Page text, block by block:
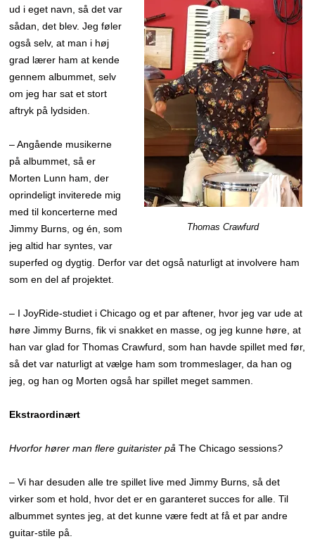
Thomas Crawfurd
ud i eget navn, så det var
sådan, det blev. Jeg føler
også selv, at man i høj
grad lærer ham at kende
gennem albummet, selv
om jeg har sat et stort
aftryk på lydsiden.
– Angående musikerne
på albummet, så er
Morten Lunn ham, der
oprindeligt inviterede mig
med til koncerterne med
Jimmy Burns, og én, som
jeg altid har syntes, var
superfed og dygtig. Derfor var det også naturligt at involvere ham
som en del af projektet.
– I JoyRide-studiet i Chicago og et par aftener, hvor jeg var ude at
høre Jimmy Burns, fik vi snakket en masse, og jeg kunne høre, at
han var glad for Thomas Crawfurd, som han havde spillet med før,
så det var naturligt at vælge ham som trommeslager, da han og
jeg, og han og Morten også har spillet meget sammen.
Ekstraordinært
Hvorfor hører man flere guitarister påThe Chicago sessions?
– Vi har desuden alle tre spillet live med Jimmy Burns, så det
virker som et hold, hvor det er en garanteret succes for alle. Til
albummet syntes jeg, at det kunne være fedt at få et par andre
guitar-stile på.